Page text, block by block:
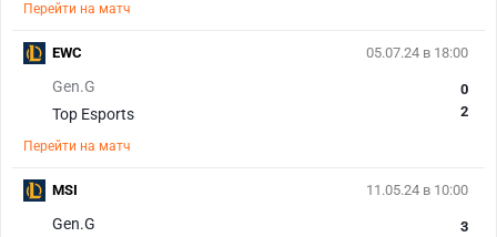
Перейти на матч
05.07.24 в 18:00
Gen.G
Top Esports
0
2
Перейти на матч
EWC
11.05.24 в 10:00
Gen.G
3
MSI